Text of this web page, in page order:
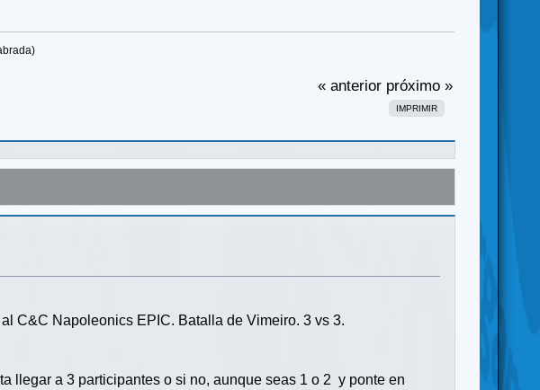
« anterior próximo »
IMPRIMIR
C&C Napoleonics EPIC. Batalla de Vimeiro. 3 vs 3.
llegar a 3 participantes o si no, aunque seas 1 o 2 y ponte en